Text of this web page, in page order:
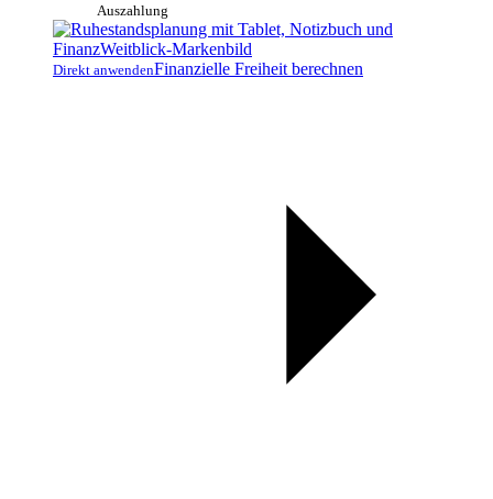
Auszahlung
Direkt anwendenFinanzielle Freiheit berechnen